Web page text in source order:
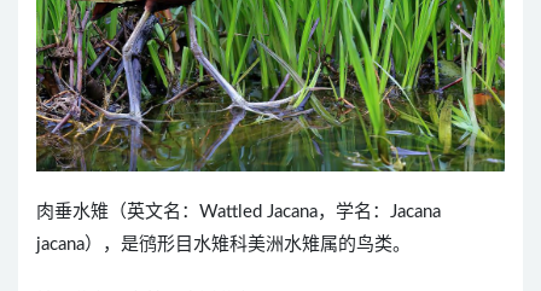
肉垂水雉（英文名：Wattled Jacana，学名：Jacana
jacana），是鸻形目水雉科美洲水雉属的鸟类。